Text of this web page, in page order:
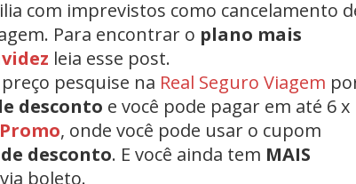
com imprevistos como cancelamento
Para encontrar o plano mais
leia esse post.
pesquise na Real Seguro Viagem
desconto e você pode pagar em até 6 x
, onde você pode usar o cupom
desconto. E você ainda tem MAIS
boleto.